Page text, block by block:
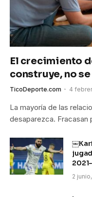
El crecimiento
construye, no
TicoDeporte.com 4
La mayoría de las
desaparezca.
2